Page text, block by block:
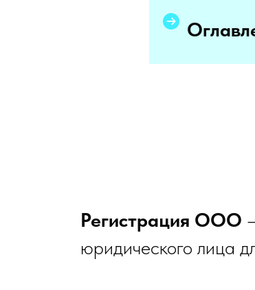
Регистрация ООО
юридического лица